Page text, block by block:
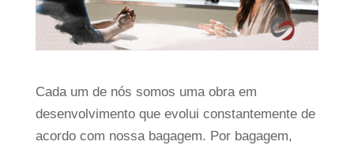
Cada um de nós somos uma obra em
desenvolvimento que evolui constantemente de
acordo com nossa bagagem. Por bagagem,